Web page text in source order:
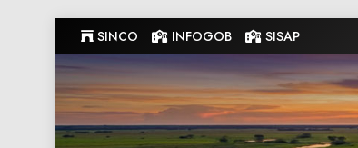
to
content
SINCO INFOGOB SISAP